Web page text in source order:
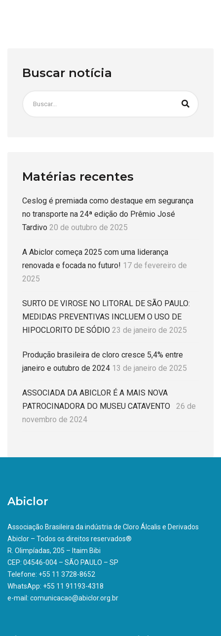
Buscar notícia
Matérias recentes
Ceslog é premiada como destaque em segurança
no transporte na 24ª edição do Prêmio José
Tardivo 20 de outubro de 2025
A Abiclor começa 2025 com uma liderança
renovada e focada no futuro! 17 de fevereiro de
2025
SURTO DE VIROSE NO LITORAL DE SÃO PAULO:
MEDIDAS PREVENTIVAS INCLUEM O USO DE
HIPOCLORITO DE SÓDIO 23 de janeiro de 2025
Produção brasileira de cloro cresce 5,4% entre
janeiro e outubro de 2024 13 de janeiro de 2025
ASSOCIADA DA ABICLOR É A MAIS NOVA
PATROCINADORA DO MUSEU CATAVENTO
26 de
novembro de 2024
Abiclor
Associação Brasileira da indústria de Cloro Álcalis e Derivados
Abiclor – Todos os direitos reservados®
R. Olimpíadas, 205 – Itaim Bibi
CEP: 04546-004 – SÃO PAULO – SP
Telefone: +55 11 3728-8652
WhatsApp: +55 11 91193-4318
e-mail: comunicacao@abiclor.org.br